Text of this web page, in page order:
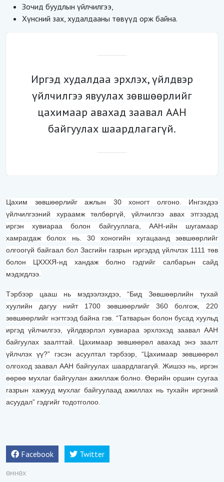
Зочид буудлын үйлчилгээ,
Хүнсний зах, худалдааны төвүүд орж байна.
Иргэд худалдаа эрхлэх, үйлдвэр
үйлчилгээ явуулах зөвшөөрлийг
цахимаар авахад заавал ААН
байгуулах шаардлагагүй.
Цахим зөвшөөрлийг ажлын 30 хоногт олгоно. Ингэхдээ
үйлчилгээний хураамж төлбөргүй, үйлчилгээ авах этгээдэд
иргэн хувиараа болон байгууллага, ААН-ийн шугамаар
хамрагдаж болох нь. 30 хоногийн хугацаанд зөвшөөрлийг
олгоогүй байгаал бол Засгийн газрын иргэдэд үйлчлэх 1111 төв
болон ЦХХХЯ-нд хандаж болно гэдгийг салбарын сайд
мэдэгдлээ.
Тэрбээр цааш нь мэдээлэхдээ, “Бид Зөвшөөрлийн тухай
хуулийн дагуу нийт 1700 зөвшөөрлийг 360 болгож, 220
зөвшөөрлийг нэгтгээд байна гэв. “Татварын болон бусад хуульд
иргэд үйлчилгээ, үйлдвэрлэл хувиараа эрхлэхэд заавал ААН
байгуулах заалттай. Цахимаар зөвшөөрөл авахад энэ заалт
үйлчлэх үү?” гэсэн асуултал тэрбээр, “Цахимаар зөвшөөрөл
олгоход заавал ААН байгуулах шаардлагагүй. Жишээ нь, иргэн
өөрөө мухлаг байгуулан ажиллаж болно. Өөрийн оршин суугаа
газрын хажууд мухлаг байгуулаад ажиллах нь тухайн иргэний
асуудал” гэдгийг тодотголоо.
Facebook Twitter
ӨМНӨХ